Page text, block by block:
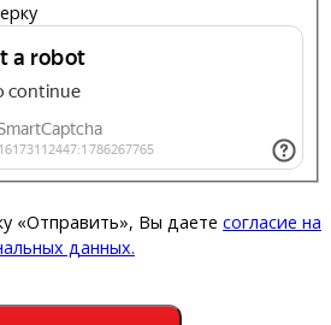
«Отправить», Вы даете согласие на
данных.